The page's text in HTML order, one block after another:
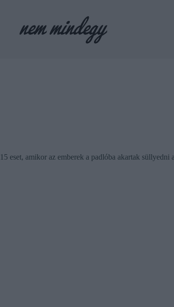
15 eset, amikor az emberek a padlóba akartak süllyedni